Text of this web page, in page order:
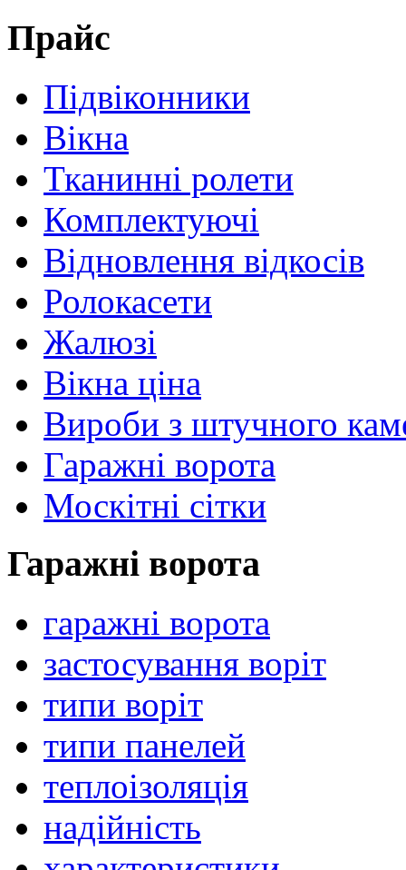
Прайс
Підвіконники
Вікна
Тканинні ролети
Комплектуючі
Відновлення відкосів
Ролокасети
Жалюзі
Вікна ціна
Вироби з штучного
Гаражні ворота
Москітні сітки
Гаражні ворота
гаражні ворота
застосування воріт
типи воріт
типи панелей
теплоізоляція
надійність